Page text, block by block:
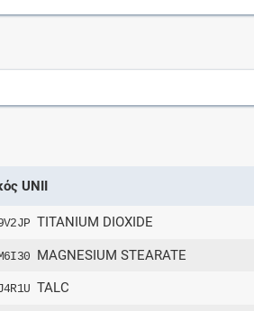
UNII
TITANIUM DIOXIDE
MAGNESIUM STEARATE
TALC